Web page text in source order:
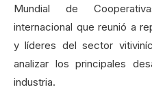
Mundial de
internacional que reunió a
y líderes del sector
analizar los principales
industria.